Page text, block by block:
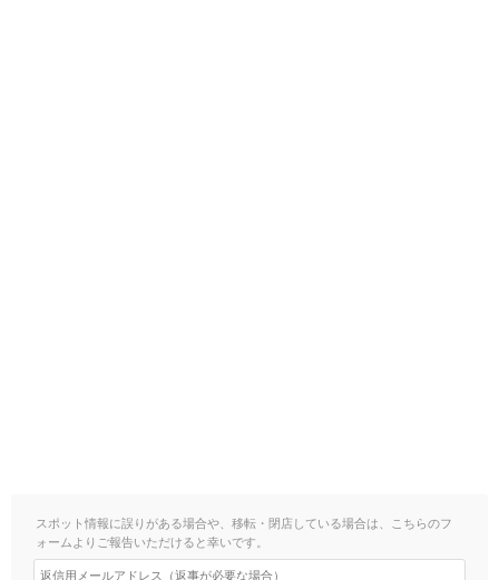
スポット情報に誤りがある場合や、移転・閉店している場合は、こちらのフ
ォームよりご報告いただけると幸いです。